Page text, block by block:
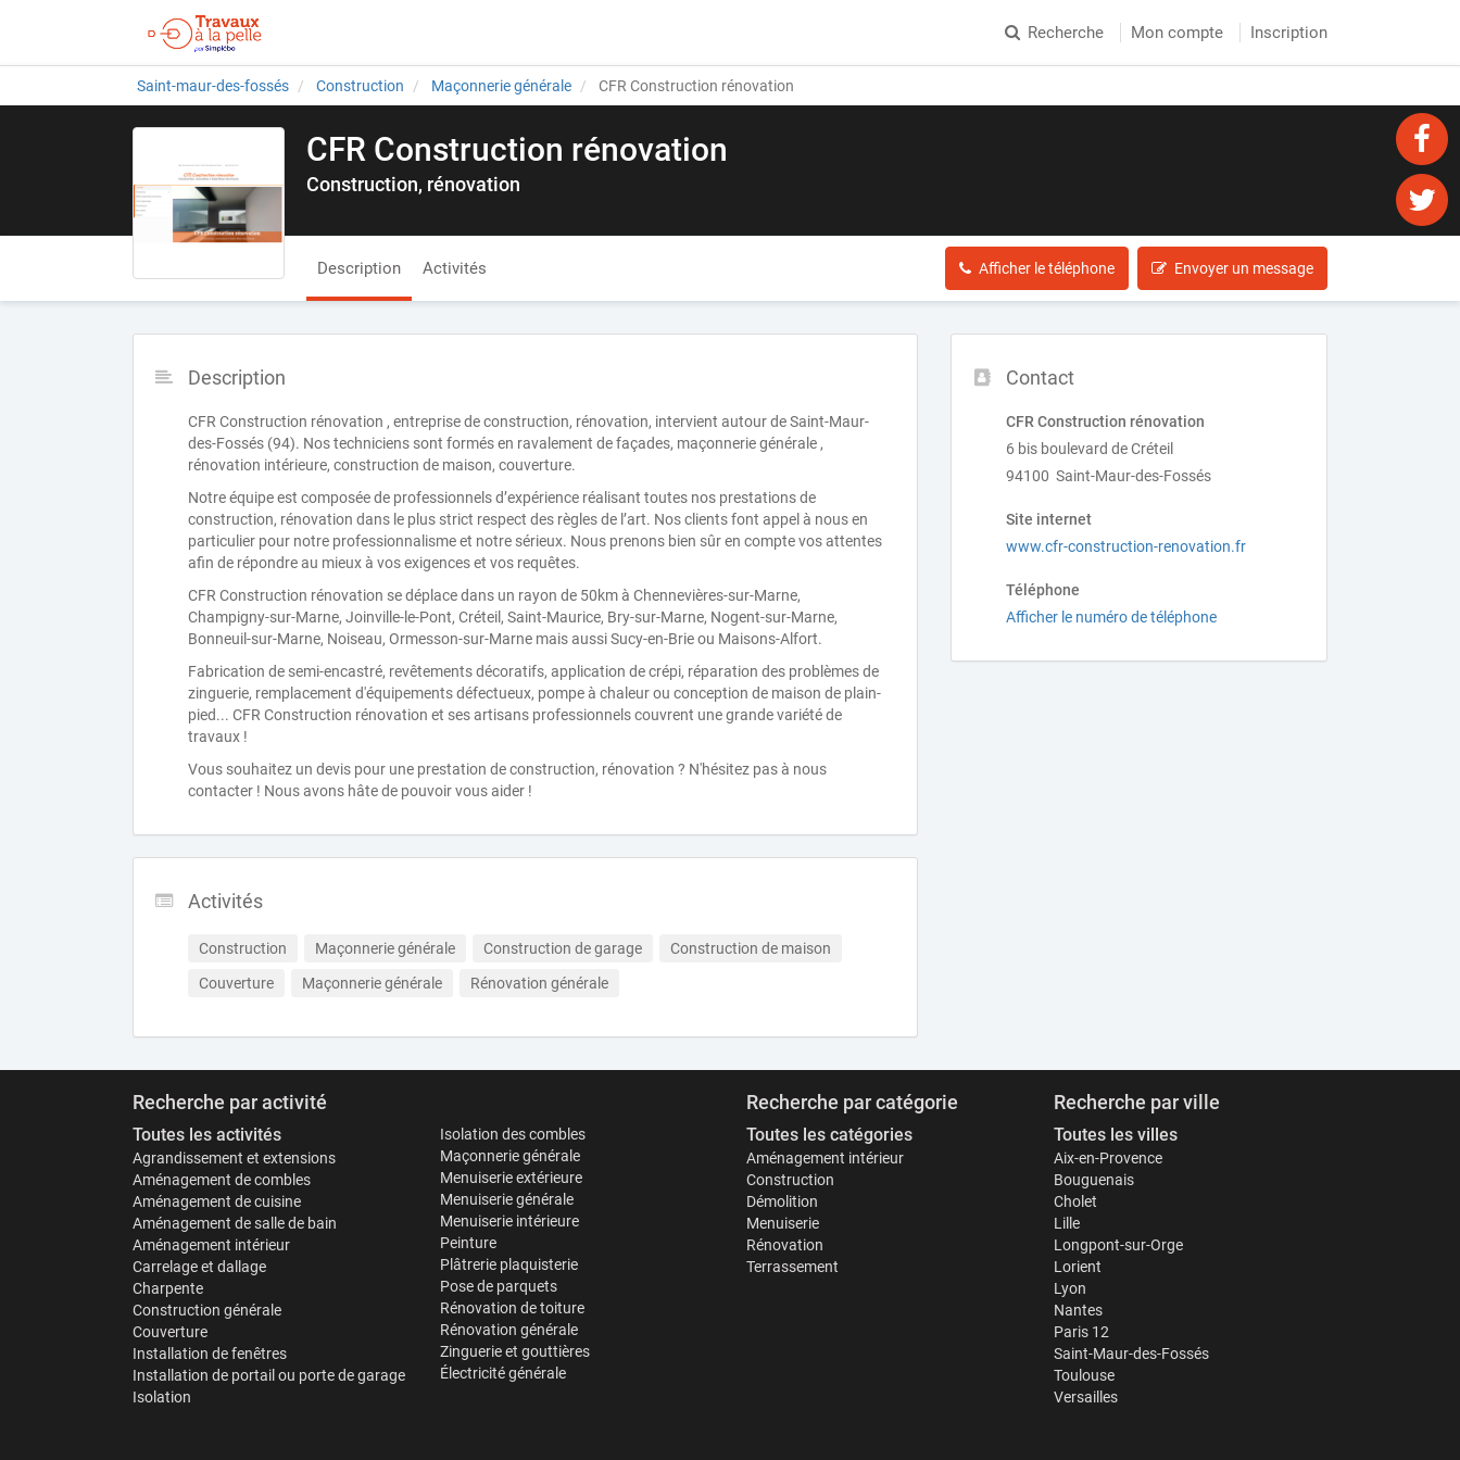
Recherche Mon compte Inscription
Saint-maur-des-fossés Construction Maçonnerie générale CFR Construction rénovation
CFR Construction rénovation
Construction, rénovation
Description Activités Afficher le téléphone Envoyer un message
Contact
CFR Construction rénovation
6 bis boulevard de Créteil
94100 Saint-Maur-des-Fossés
Site internet
www.cfr-construction-renovation.fr
Téléphone
Afficher le numéro de téléphone
Description
CFR Construction rénovation , entreprise de construction, rénovation, intervient autour de Saint-Maur-
des-Fossés (94). Nos techniciens sont formés en ravalement de façades, maçonnerie générale ,
rénovation intérieure, construction de maison, couverture.
Notre équipe est composée de professionnels d’expérience réalisant toutes nos prestations de
construction, rénovation dans le plus strict respect des règles de l’art. Nos clients font appel à nous en
particulier pour notre professionnalisme et notre sérieux. Nous prenons bien sûr en compte vos attentes
afin de répondre au mieux à vos exigences et vos requêtes.
CFR Construction rénovation se déplace dans un rayon de 50km à Chennevières-sur-Marne,
Champigny-sur-Marne, Joinville-le-Pont, Créteil, Saint-Maurice, Bry-sur-Marne, Nogent-sur-Marne,
Bonneuil-sur-Marne, Noiseau, Ormesson-sur-Marne mais aussi Sucy-en-Brie ou Maisons-Alfort.
Fabrication de semi-encastré, revêtements décoratifs, application de crépi, réparation des problèmes de
zinguerie, remplacement d'équipements défectueux, pompe à chaleur ou conception de maison de plain-
pied... CFR Construction rénovation et ses artisans professionnels couvrent une grande variété de
travaux !
Vous souhaitez un devis pour une prestation de construction, rénovation ? N'hésitez pas à nous
contacter ! Nous avons hâte de pouvoir vous aider !
Activités
Construction Maçonnerie générale Construction de garage
Construction de maison
Couverture
Maçonnerie générale Rénovation générale
Recherche par activité
Toutes les activités
Agrandissement et extensions
Aménagement de combles
Aménagement de cuisine
Aménagement de salle de bain
Aménagement intérieur
Carrelage et dallage
Charpente
Construction générale
Couverture
Installation de fenêtres
Installation de portail ou porte de garage
Isolation
Isolation des combles
Maçonnerie générale
Menuiserie extérieure
Menuiserie générale
Menuiserie intérieure
Peinture
Plâtrerie plaquisterie
Pose de parquets
Rénovation de toiture
Rénovation générale
Zinguerie et gouttières
Électricité générale
Recherche par catégorie
Toutes les catégories
Aménagement intérieur
Construction
Démolition
Menuiserie
Rénovation
Terrassement
Recherche par ville
Toutes les villes
Aix-en-Provence
Bouguenais
Cholet
Lille
Longpont-sur-Orge
Lorient
Lyon
Nantes
Paris 12
Saint-Maur-des-Fossés
Toulouse
Versailles